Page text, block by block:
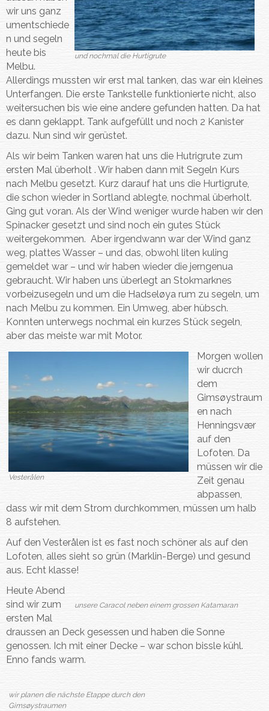
und nochmal die Hurtigrute
wir uns ganz
umentschiede
n und segeln
heute bis
Melbu.
Allerdings mussten wir erst mal tanken, das war ein kleines
Unterfangen. Die erste Tankstelle funktionierte nicht, also
weitersuchen bis wie eine andere gefunden hatten. Da hat
es dann geklappt. Tank aufgefüllt und noch 2 Kanister
dazu. Nun sind wir gerüstet.
Als wir beim Tanken waren hat uns die Hutrigrute zum
ersten Mal überholt . Wir haben dann mit Segeln Kurs
nach Melbu gesetzt. Kurz darauf hat uns die Hurtigrute,
die schon wieder in Sortland ablegte, nochmal überholt.
Ging gut voran. Als der Wind weniger wurde haben wir den
Spinacker gesetzt und sind noch ein gutes Stück
weitergekommen. Aber irgendwann war der Wind ganz
weg, plattes Wasser – und das, obwohl liten kuling
gemeldet war – und wir haben wieder die jerngenua
gebraucht. Wir haben uns überlegt an Stokmarknes
vorbeizusegeln und um die Hadseløya rum zu segeln, um
nach Melbu zu kommen. Ein Umweg, aber hübsch.
Konnten unterwegs nochmal ein kurzes Stück segeln,
aber das meiste war mit Motor.
Vesterålen
Morgen wollen
wir ducrch
dem
Gimsøystraum
en nach
Henningsvær
auf den
Lofoten. Da
müssen wir die
Zeit genau
abpassen,
dass wir mit dem Strom durchkommen, müssen um halb
8 aufstehen.
Auf den Vesterålen ist es fast noch schöner als auf den
Lofoten, alles sieht so grün (Marklin-Berge) und gesund
aus. Echt klasse!
unsere Caracol neben einem grossen Katamaran
Heute Abend
sind wir zum
ersten Mal
draussen an Deck gesessen und haben die Sonne
genossen. Ich mit einer Decke – war schon bissle kühl.
Enno fands warm.
wir planen die nächste Etappe durch den
Gimsøystraumen